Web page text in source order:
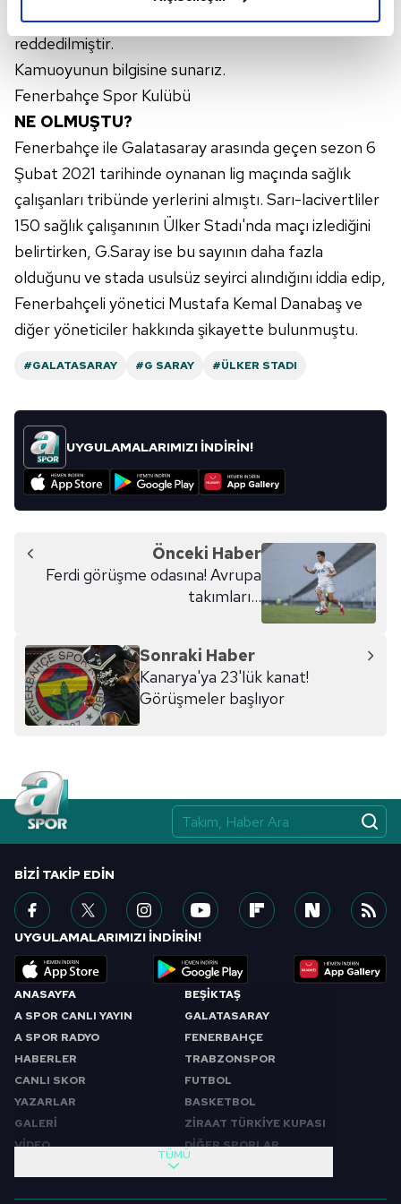
elimizden gelen çabayı gösterdiğimizi ve bu noktada,
kalemimiz olduğunu sizlere hatırlatmak isteriz.
Her halükârda, kullanıcılar, bu çerezlere izin vermedikleri
takdirde, kullanıcılara hedefli reklamlar
gösterilmeyecektir."
Sizlere daha iyi bir hizmet sunabilmek için İnternet
Sitemizde kendimize ve üçüncü kişilere ait çerezler
kullanılmaktadır. Bu çerezler vasıtasıyla çeşitli kişisel
verileriniz işlenmekte olup gerekli olan çerezler bilgi
toplumu hizmetlerinin sunulması amacıyla
kullanılmaktadır. Diğer çerezler, sitemizin daha işlevsel
kılınması ve kişiselleştirilmesi ve sizlere yönelik
reklam/pazarlama faaliyetlerinin yapılması, amaçlarıyla
vasıtasıyla belirleyebilirsiniz. Çerezlere ilişkin detaylı bilgi
için Ayarlar butonuna tıklayabilir,
Çerez Bilgilendirme
Metnimizi
ilgili mevzuata uygun olarak kullanılan çerezlerle ilgili bilgi
almak için lütfen
tıklayınız
adına kovuşturma yapılmasına yer olmadığı' kararıyla
reddedilmiştir.
Kamuoyunun bilgisine sunarız.
Fenerbahçe Spor Kulübü
NE OLMUŞTU?
Fenerbahçe ile Galatasaray arasında geçen sezon 6
Şubat 2021 tarihinde oynanan lig maçında sağlık
çalışanları tribünde yerlerini almıştı. Sarı-lacivertliler
150 sağlık çalışanının Ülker Stadı'nda maçı izlediğini
belirtirken, G.Saray ise bu sayının daha fazla
olduğunu ve stada usulsüz seyirci alındığını iddia edip,
Fenerbahçeli yönetici Mustafa Kemal Danabaş ve
diğer yöneticiler hakkında şikayette bulunmuştu.
#GALATASARAY #G SARAY #ÜLKER STADI
UYGULAMALARIMIZI İNDİRİN!
Önceki Haber
Ferdi görüşme odasına! Avrupa
takımları...
Sonraki Haber
Kanarya'ya 23'lük kanat!
Görüşmeler başlıyor
ANASAYFA
A SPOR CANLI YAYIN
A SPOR RADYO
HABERLER
CANLI SKOR
YAZARLAR
GALERİ
VİDEO
BEŞİKTAŞ
GALATASARAY
FENERBAHÇE
TRABZONSPOR
FUTBOL
BASKETBOL
ZİRAAT TÜRKİYE KUPASI
DİĞER SPORLAR
TÜMÜ
BIZI TAKIP EDIN
UYGULAMALARIMIZI İNDİRİN!